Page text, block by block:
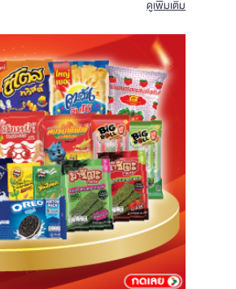
ดูเพิ่มเติม